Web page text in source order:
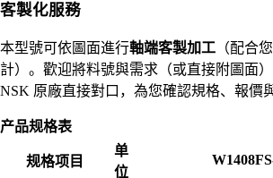
客製化服務
本型號可依圖面進行軸端客製加工 （配合
計）。歡迎將料號與需求（或直接附圖面
NSK 原廠直接對口，為您確認規格、報價
产品规格表
规格项目
单
位